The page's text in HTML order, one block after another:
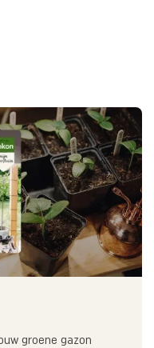
groene gazon